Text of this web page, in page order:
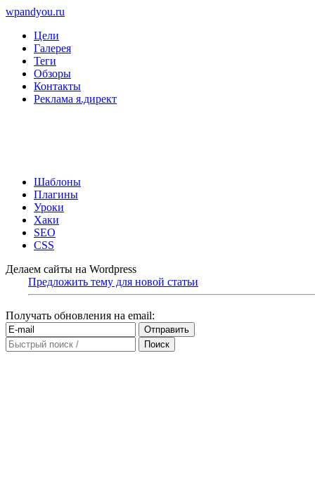
wpandyou.ru
Цели
Галерея
Теги
Обзоры
Контакты
Реклама я.директ
Шаблоны
Плагины
Уроки
Хаки
SEO
CSS
Делаем сайты на Wordpress
Предложить тему для новой статьи
Получать обновления на email: